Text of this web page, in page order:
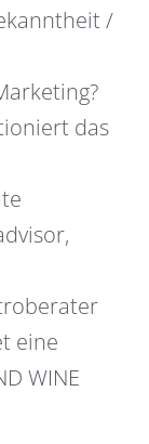
/
das
eine
WINE